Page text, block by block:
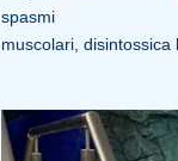
spasmi
muscolari, disintossica